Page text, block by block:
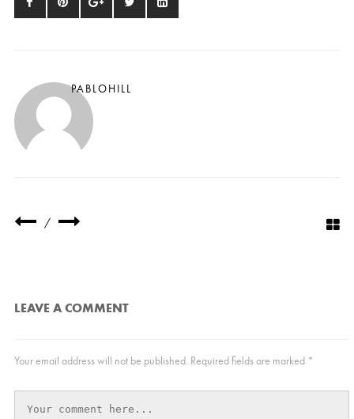
PABLOHILL
/
LEAVE A COMMENT
Your email address will not be published. Required fields are marked *